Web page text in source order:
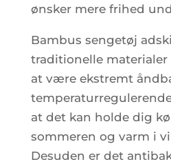
ønsker mere frihed
Bambus sengetøj
traditionelle
at være ekstremt
at det kan holde dig
sommeren og varm i
Desuden er det